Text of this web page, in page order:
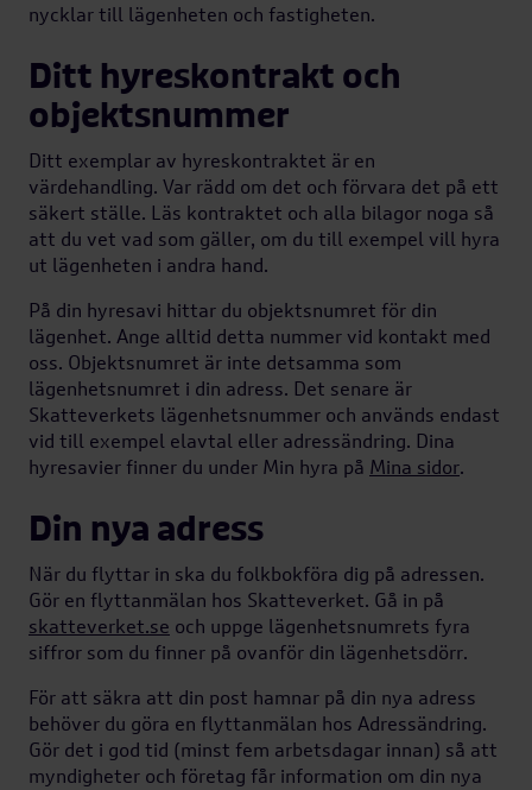
nycklar till lägenheten och fastigheten.
Ditt hyreskontrakt och
objektsnummer
Ditt exemplar av hyreskontraktet är en
värdehandling. Var rädd om det och förvara det på ett
säkert ställe. Läs kontraktet och alla bilagor noga så
att du vet vad som gäller, om du till exempel vill hyra
ut lägenheten i andra hand.
På din hyresavi hittar du objektsnumret för din
lägenhet. Ange alltid detta nummer vid kontakt med
oss. Objektsnumret är inte detsamma som
lägenhetsnumret i din adress. Det senare är
Skatteverkets lägenhetsnummer och används endast
vid till exempel elavtal eller adressändring. Dina
hyresavier finner du under Min hyra på Mina sidor.
Din nya adress
När du flyttar in ska du folkbokföra dig på adressen.
Gör en flyttanmälan hos Skatteverket. Gå in på
skatteverket.se och uppge lägenhetsnumrets fyra
siffror som du finner på ovanför din lägenhetsdörr.
För att säkra att din post hamnar på din nya adress
behöver du göra en flyttanmälan hos Adressändring.
Gör det i god tid (minst fem arbetsdagar innan) så att
myndigheter och företag får information om din nya